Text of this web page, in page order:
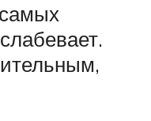
самых